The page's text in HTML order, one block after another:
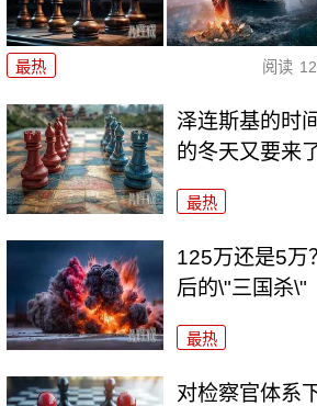
最热 阅读
泽连斯基的时
的冬天又要来
最热
125万还是5万
后的\"三国杀\"
最热
对检察官体系